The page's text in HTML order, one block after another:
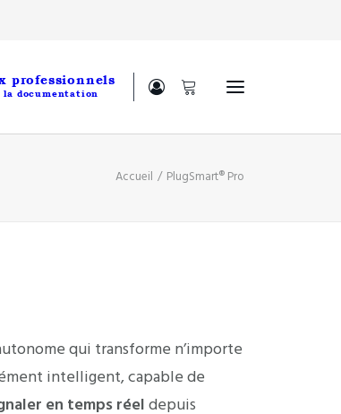
professionnels
la documentation
Accueil PlugSmart® Pro
qui transforme n’importe
intelligent, capable de
en temps réel depuis